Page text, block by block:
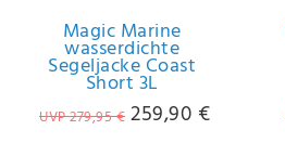
Magic Marine
wasserdichte
Segeljacke Coast
Short 3L
UVP 279,95 € 259,90 €